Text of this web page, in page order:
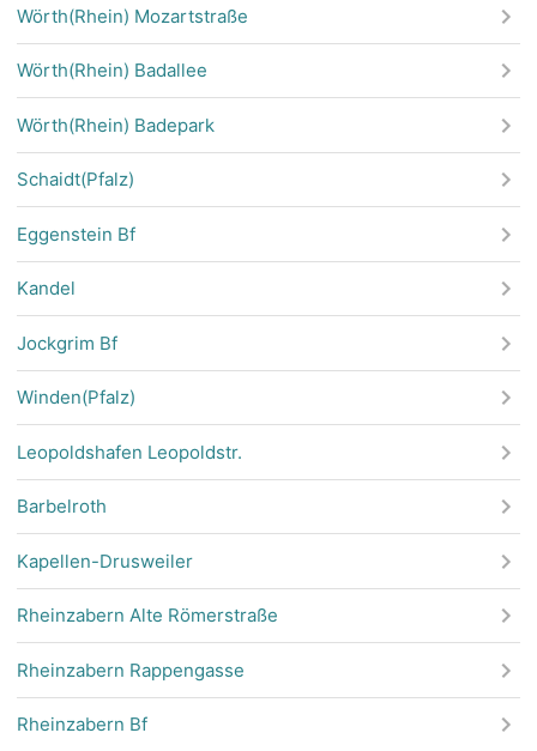
Wörth(Rhein) Mozartstraße
Wörth(Rhein) Badallee
Wörth(Rhein) Badepark
Schaidt(Pfalz)
Eggenstein Bf
Kandel
Jockgrim Bf
Winden(Pfalz)
Leopoldshafen Leopoldstr.
Barbelroth
Kapellen-Drusweiler
Rheinzabern Alte Römerstraße
Rheinzabern Rappengasse
Rheinzabern Bf